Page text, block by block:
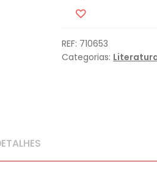
REF: 710653
Categorias: